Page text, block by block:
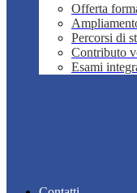
Offerta
Percorsi di
Contributo
Esami